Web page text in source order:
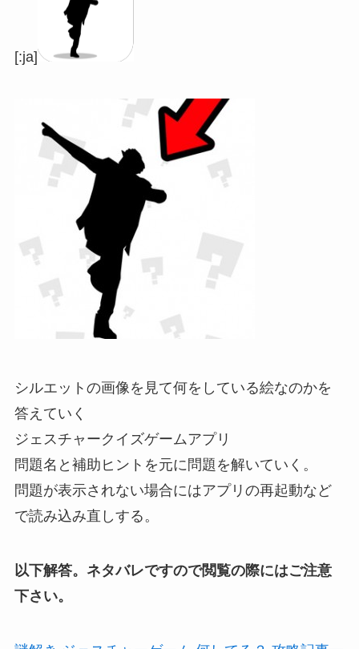
[:ja]
シルエットの画像を見て何をしている絵なのかを
答えていく
ジェスチャークイズゲームアプリ
問題名と補助ヒントを元に問題を解いていく。
問題が表示されない場合にはアプリの再起動など
で読み込み直しする。
以下解答。ネタバレですので閲覧の際にはご注意
下さい。